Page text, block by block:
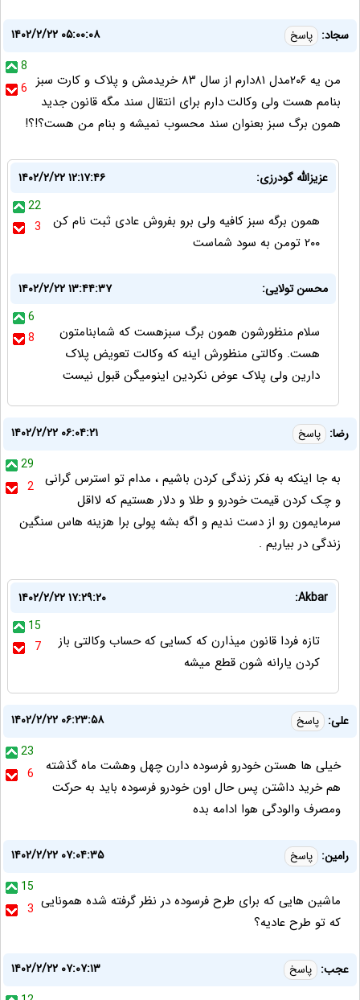
سجاد: پاسخ
۱۴۰۲/۲/۲۲ ۰۵:۰۰:۰۸
8
6 من یه ۲۰۶مدل ۸۱دارم از سال ۸۳ خریدمش و پلاک و کارت سبز
بنامم هست ولی وکالت دارم برای انتقال سند مگه قانون جدید
همون برگ سبز بعنوان سند محسوب نمیشه و بنام من هست؟!؟!
عزیزالله گودرزی:
۱۴۰۲/۲/۲۲ ۱۲:۱۷:۴۶
22
3
همون برگه سبز کافیه ولی برو بفروش عادی ثبت نام کن
۲۰۰ تومن به سود شماست
محسن تولایی:
۱۴۰۲/۲/۲۲ ۱۳:۴۴:۳۷
6
8
سلام منظورشون همون برگ سبزهست که شمابنامتون
هست. وکالتی منظورش اینه که وکالت تعویض پلاک
دارین ولی پلاک عوض نکردین اینومیگن قبول نیست
رضا: پاسخ
۱۴۰۲/۲/۲۲ ۰۶:۰۴:۲۱
29
2
به جا اینکه به فکر زندگی کردن باشیم ، مدام تو استرس گرانی
و چک کردن قیمت خودرو و طلا و دلار هستیم که لااقل
سرمایمون رو از دست ندیم و اگه بشه پولی برا هزینه هاس سنگین
زندگی در بیاریم .
Akbar:
۱۴۰۲/۲/۲۲ ۱۷:۲۹:۲۰
15
7
تازه فردا قانون میذارن که کسایی که حساب وکالتی باز
کردن یارانه شون قطع میشه
علی: پاسخ
۱۴۰۲/۲/۲۲ ۰۶:۲۳:۵۸
23
6
خیلی ها هستن خودرو فرسوده دارن چهل وهشت ماه گذشته
هم خرید داشتن پس حال اون خودرو فرسوده باید به حرکت
ومصرف والودگی هوا ادامه بده
رامین: پاسخ
۱۴۰۲/۲/۲۲ ۰۷:۰۴:۳۵
15
3 ماشین هایی که برای طرح فرسوده در نظر گرفته شده همونایی
که تو طرح عادیه؟
عجب: پاسخ
۱۴۰۲/۲/۲۲ ۰۷:۰۷:۱۳